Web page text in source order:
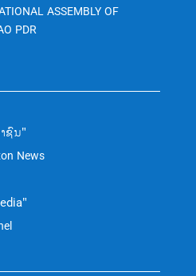
ASSEMBLY OF
PDR
ຊົນ"
News